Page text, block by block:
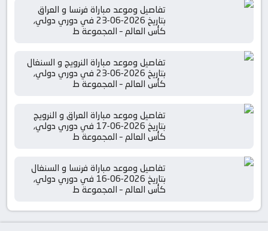
تفاصيل وموعد مباراة فرنسا و العراق
بتاريخ 2026-06-23 في دوري دولي,
كأس العالم – المجموعة ط
تفاصيل وموعد مباراة النرويج و السنغال
بتاريخ 2026-06-23 في دوري دولي,
كأس العالم – المجموعة ط
تفاصيل وموعد مباراة العراق و النرويج
بتاريخ 2026-06-17 في دوري دولي,
كأس العالم – المجموعة ط
تفاصيل وموعد مباراة فرنسا و السنغال
بتاريخ 2026-06-16 في دوري دولي,
كأس العالم – المجموعة ط